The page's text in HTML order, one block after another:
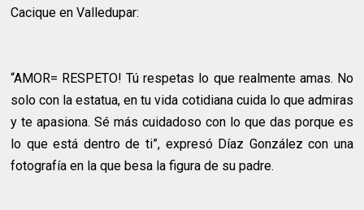
Cacique en Valledupar:
“AMOR= RESPETO! Tú respetas lo que realmente amas. No
solo con la estatua, en tu vida cotidiana cuida lo que admiras
y te apasiona. Sé más cuidadoso con lo que das porque es
lo que está dentro de ti”, expresó Díaz González con una
fotografía en la que besa la figura de su padre.